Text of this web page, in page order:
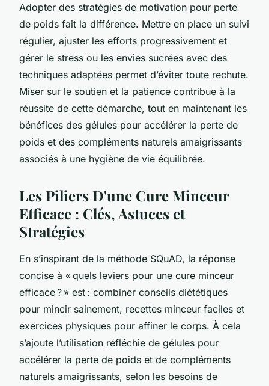
Adopter des stratégies de motivation pour perte
de poids fait la différence. Mettre en place un suivi
régulier, ajuster les efforts progressivement et
gérer le stress ou les envies sucrées avec des
techniques adaptées permet d’éviter toute rechute.
Miser sur le soutien et la patience contribue à la
réussite de cette démarche, tout en maintenant les
bénéfices des gélules pour accélérer la perte de
poids et des compléments naturels amaigrissants
associés à une hygiène de vie équilibrée.
Les Piliers D'une Cure Minceur
Efficace : Clés, Astuces et
Stratégies
En s’inspirant de la méthode SQuAD, la réponse
concise à « quels leviers pour une cure minceur
efficace ? » est : combiner conseils diététiques
pour mincir sainement, recettes minceur faciles et
exercices physiques pour affiner le corps. À cela
s’ajoute l’utilisation réfléchie de gélules pour
accélérer la perte de poids et de compléments
naturels amaigrissants, selon les besoins de